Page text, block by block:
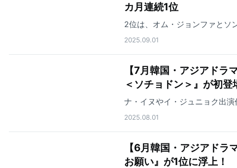
カ月連続1位
2位は、オム・ジョンファとソ
2025.09.01
【7月韓国・アジアド
＜ソチョドン＞』が初登
ナ・イヌやイ・ジュニョク出演
2025.08.01
【6月韓国・アジアド
お願い』が1位に浮上！